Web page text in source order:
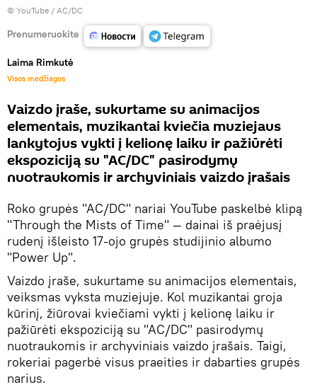
© YouTube / AC/DC
Prenumeruokite
Laima Rimkutė
Visos medžiagos
Vaizdo įraše, sukurtame su animacijos
elementais, muzikantai kviečia muziejaus
lankytojus vykti į kelionę laiku ir pažiūrėti
ekspoziciją su "AC/DC" pasirodymų
nuotraukomis ir archyviniais vaizdo įrašais
Roko grupės "AC/DC" nariai YouTube paskelbė klipą
"Through the Mists of Time" — dainai iš praėjusį
rudenį išleisto 17-ojo grupės studijinio albumo
"Power Up".
Vaizdo įraše, sukurtame su animacijos elementais,
veiksmas vyksta muziejuje. Kol muzikantai groja
kūrinį, žiūrovai kviečiami vykti į kelionę laiku ir
pažiūrėti ekspoziciją su "AC/DC" pasirodymų
nuotraukomis ir archyviniais vaizdo įrašais. Taigi,
rokeriai pagerbė visus praeities ir dabarties grupės
narius.